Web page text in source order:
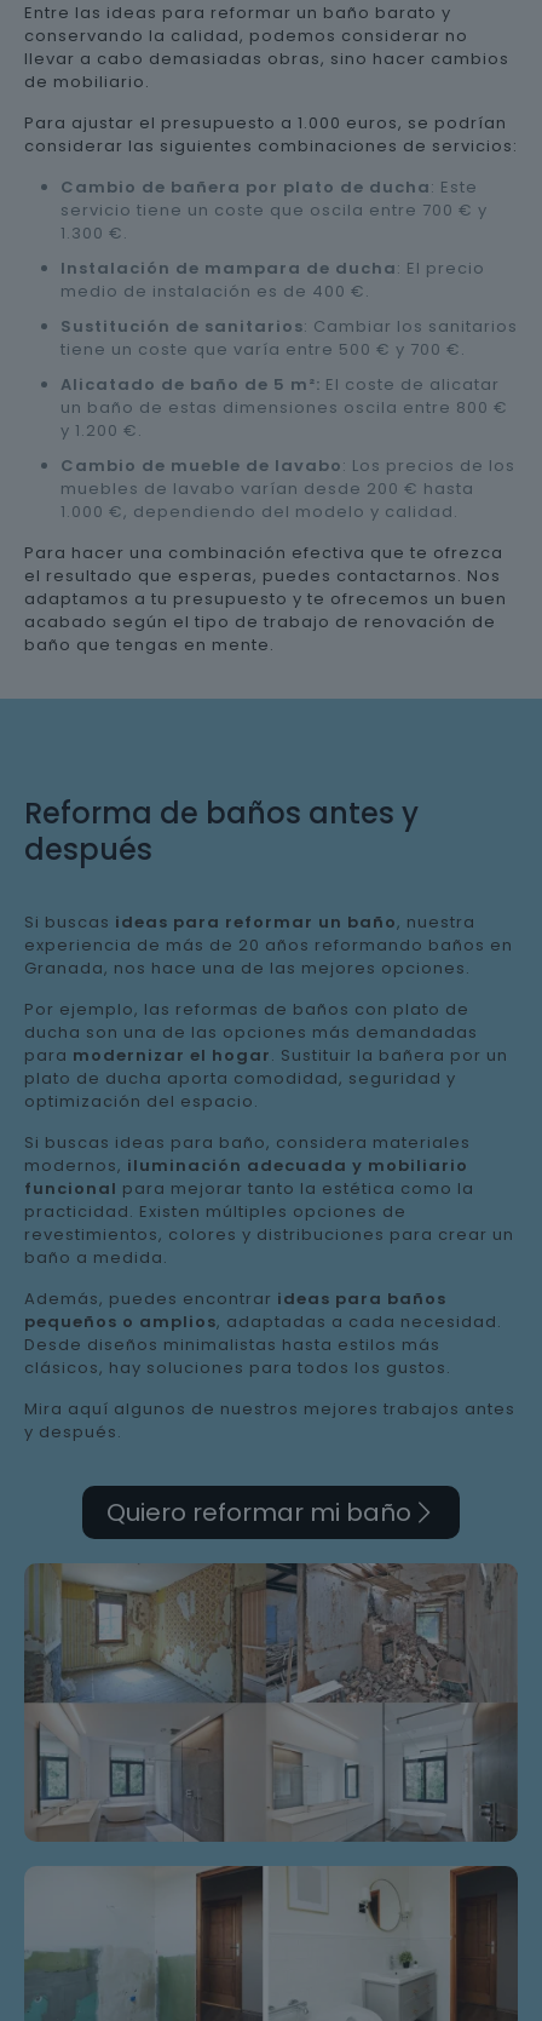
Entre las ideas para reformar un baño barato y
conservando la calidad, podemos considerar no
llevar a cabo demasiadas obras, sino hacer cambios
de mobiliario.
Para ajustar el presupuesto a 1.000 euros, se podrían
considerar las siguientes combinaciones de servicios:
Cambio de bañera por plato de ducha: Este
servicio tiene un coste que oscila entre 700 € y
1.300 €.
Instalación de mampara de ducha: El precio
medio de instalación es de 400 €.
Sustitución de sanitarios: Cambiar los sanitarios
tiene un coste que varía entre 500 € y 700 €.
Alicatado de baño de 5 m²: El coste de alicatar
un baño de estas dimensiones oscila entre 800 €
y 1.200 €.
Cambio de mueble de lavabo: Los precios de los
muebles de lavabo varían desde 200 € hasta
1.000 €, dependiendo del modelo y calidad.
Para hacer una combinación efectiva que te ofrezca
el resultado que esperas, puedes contactarnos. Nos
adaptamos a tu presupuesto y te ofrecemos un buen
acabado según el tipo de trabajo de renovación de
baño que tengas en mente.
Reforma de baños antes y
después
Si buscas ideas para reformar un baño, nuestra
experiencia de más de 20 años reformando baños en
Granada, nos hace una de las mejores opciones.
Por ejemplo, las reformas de baños con plato de
ducha son una de las opciones más demandadas
para modernizar el hogar. Sustituir la bañera por un
plato de ducha aporta comodidad, seguridad y
optimización del espacio.
Si buscas ideas para baño, considera materiales
modernos, iluminación adecuada y mobiliario
funcional para mejorar tanto la estética como la
practicidad. Existen múltiples opciones de
revestimientos, colores y distribuciones para crear un
baño a medida.
Además, puedes encontrar ideas para baños
pequeños o amplios, adaptadas a cada necesidad.
Desde diseños minimalistas hasta estilos más
clásicos, hay soluciones para todos los gustos.
Mira aquí algunos de nuestros mejores trabajos antes
y después.
Quiero reformar mi baño